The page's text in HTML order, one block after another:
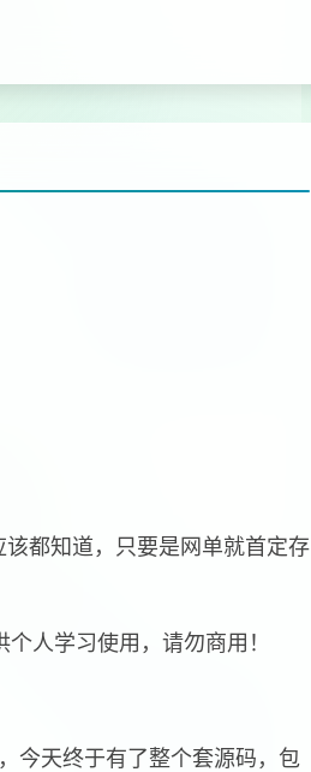
都知道，只要是网单就首定存
人学习使用，请勿商用！
今天终于有了整个套源码，包